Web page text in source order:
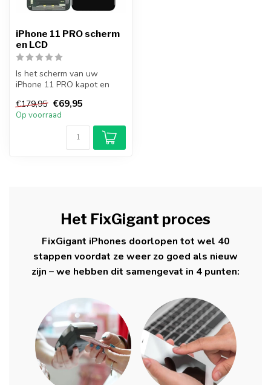
iPhone 11 PRO scherm
en LCD
Is het scherm van uw
iPhone 11 PRO kapot en
Met dit L...
€179,95 €69,95
Op voorraad
Het FixGigant proces
FixGigant iPhones doorlopen tot wel 40
stappen voordat ze weer zo goed als nieuw
zijn – we hebben dit samengevat in 4 punten: